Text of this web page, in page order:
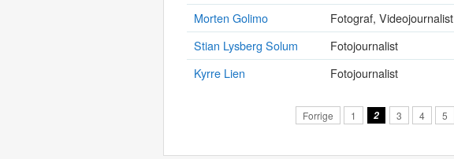
Morten Golimo
Fotograf, Videojournalist
Stian Lysberg Solum
Fotojournalist
Kyrre Lien
Fotojournalist
Forrige 1 2 3 4 5